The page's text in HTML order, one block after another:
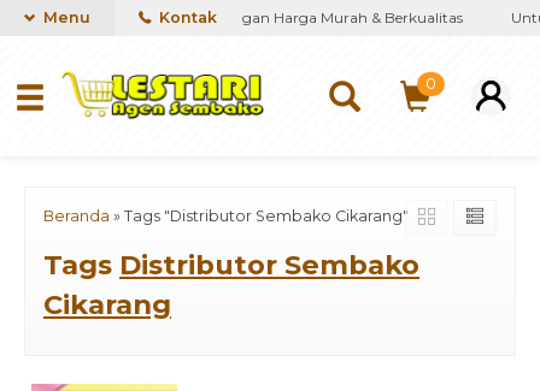
kebutuhan Sembako dengan Harga Murah & Berkualitas
Menu Kontak
0
Beranda » Tags "Distributor Sembako Cikarang"
Tags Distributor Sembako
Cikarang